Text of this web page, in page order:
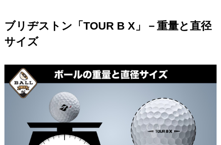
ブリヂストン「TOUR B X」－重量と直径
サイズ